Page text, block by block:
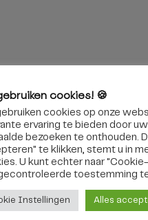
cookies! 🍪
cookies op onze
ervaring te bieden door
bezoeken te onthouden.
te klikken, stemt u in
U kunt echter naar
toestemming
Instellingen Alles